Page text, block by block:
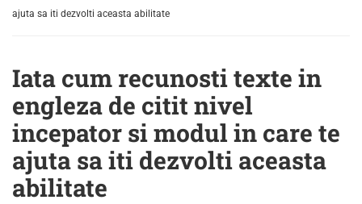
ajuta sa iti dezvolti aceasta abilitate
Iata cum recunosti texte in
engleza de citit nivel
incepator si modul in care te
ajuta sa iti dezvolti aceasta
abilitate